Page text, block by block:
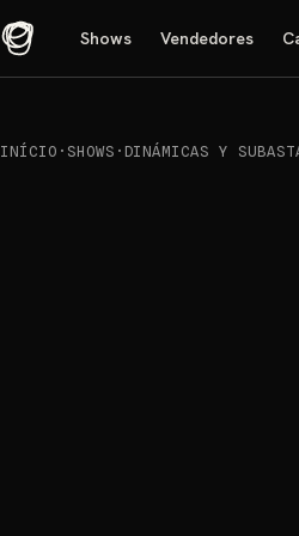
Shows Vendedores
INÍCIO · SHOWS · DINÁMICAS Y